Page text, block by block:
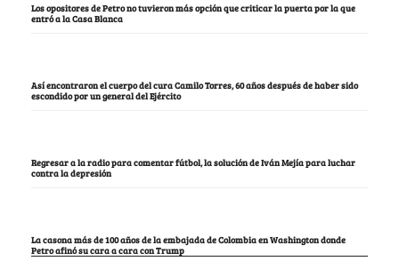
Los opositores de Petro no tuvieron más opción que criticar la puerta por la que
entró a la Casa Blanca
Así encontraron el cuerpo del cura Camilo Torres, 60 años después de haber sido
escondido por un general del Ejército
Regresar a la radio para comentar fútbol, la solución de Iván Mejía para luchar
contra la depresión
La casona más de 100 años de la embajada de Colombia en Washington donde
Petro afinó su cara a cara con Trump